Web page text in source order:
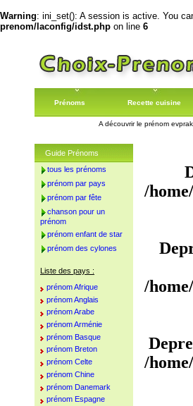
Warning: ini_set(): A session is active. You
prenom/laconfig/idst.php on line 6
Prénoms Recette cuisine
A découvrir le prénom
/
/
/
Guide Prénoms
tous les prénoms
prénom par pays
prénom par fête
chanson pour un
prénom
prénom enfant de star
prénom des cylones
Liste des pays :
prénom Afrique
prénom Anglais
prénom Arabe
prénom Arménie
prénom Basque
prénom Breton
prénom Celte
prénom Chine
prénom Danemark
prénom Espagne